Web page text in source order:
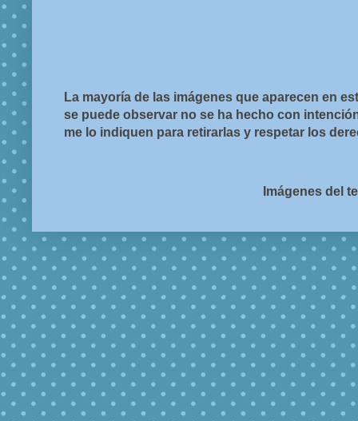
La mayoría de las imágenes que aparecen en
se puede observar no se ha hecho con
me lo indiquen para retirarlas y respetar los
Imágenes del